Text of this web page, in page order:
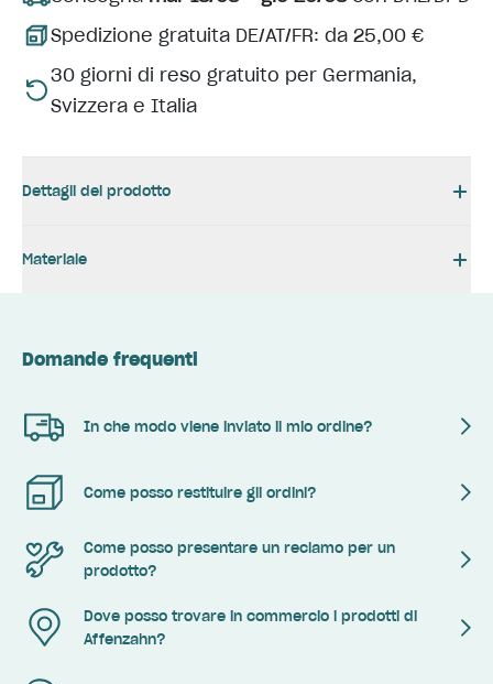
Spedizione gratuita DE/AT/FR: da 25,00 €
30 giorni di reso gratuito per Germania,
Svizzera e Italia
Dettagli del prodotto
Materiale
Domande frequenti
In che modo viene inviato il mio ordine?
Come posso restituire gli ordini?
Come posso presentare un reclamo per un
prodotto?
Dove posso trovare in commercio i prodotti di
Affenzahn?